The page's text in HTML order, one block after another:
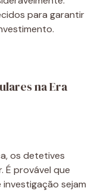
para garantir
na Era
os detetives
É provável que
sejam